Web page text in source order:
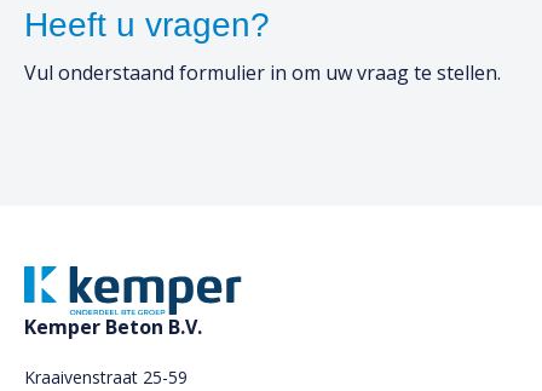
Heeft u vragen?
Vul onderstaand formulier in om uw vraag te stellen.
Kemper Beton B.V.
Kraaivenstraat 25-59